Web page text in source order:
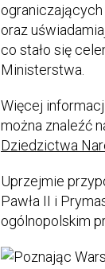
oraz
co stało się
Ministerstwa.
Więcej
można znaleźć
Dziedzictwa
Uprzejmie
Pawła II i
ogólnopolskim